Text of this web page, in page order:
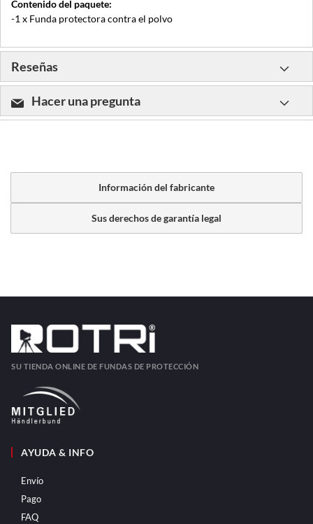
Contenido del paquete:
-1 x Funda protectora contra el polvo
Reseñas
Hacer una pregunta
Información del fabricante
Sus derechos de garantía legal
SU TIENDA ONLINE DE FUNDAS DE PROTECCIÓN
AYUDA & INFO
Envío
Pago
FAQ